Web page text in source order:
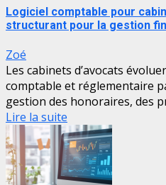
Logiciel comptable pour
structurant pour la gestion
Zoé
Les cabinets d’avocats
comptable et réglementaire
gestion des honoraires, des
Lire la suite